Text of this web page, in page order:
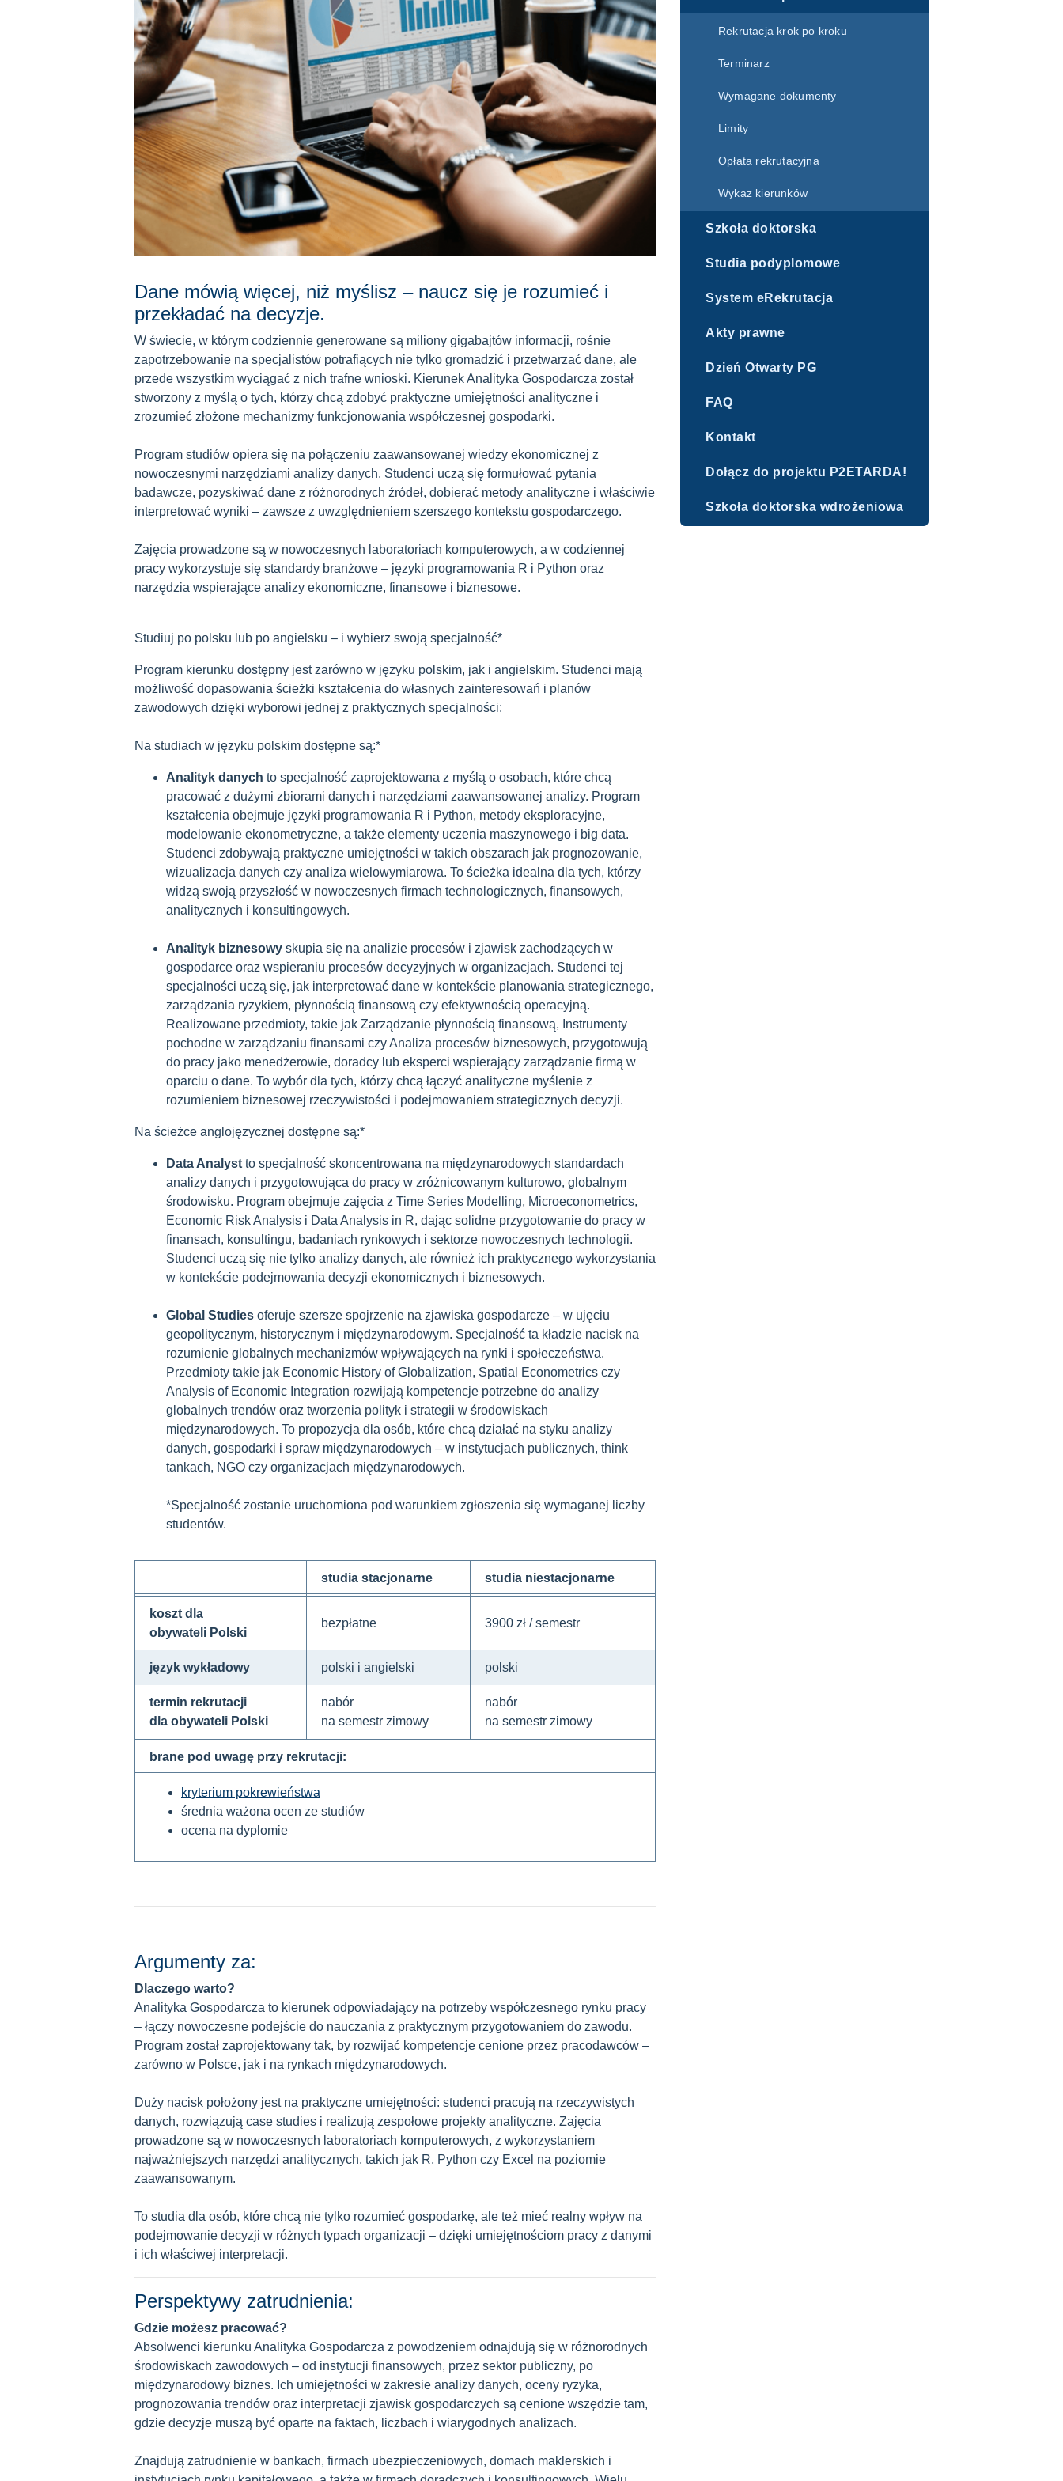
Rekrutacja krok po kroku
Terminarz
Wymagane dokumenty
Limity
Opłata rekrutacyjna
Wykaz kierunków
Szkoła doktorska
Studia podyplomowe
System eRekrutacja
Akty prawne
Dzień Otwarty PG
FAQ
Kontakt
Dołącz do projektu P2ETARDA!
Szkoła doktorska wdrożeniowa
Dane mówią więcej, niż myślisz – naucz się je rozumieć i
przekładać na decyzje.
W świecie, w którym codziennie generowane są miliony gigabajtów informacji, rośnie
zapotrzebowanie na specjalistów potrafiących nie tylko gromadzić i przetwarzać dane, ale
przede wszystkim wyciągać z nich trafne wnioski. Kierunek Analityka Gospodarcza został
stworzony z myślą o tych, którzy chcą zdobyć praktyczne umiejętności analityczne i
zrozumieć złożone mechanizmy funkcjonowania współczesnej gospodarki.
Program studiów opiera się na połączeniu zaawansowanej wiedzy ekonomicznej z
nowoczesnymi narzędziami analizy danych. Studenci uczą się formułować pytania
badawcze, pozyskiwać dane z różnorodnych źródeł, dobierać metody analityczne i właściwie
interpretować wyniki – zawsze z uwzględnieniem szerszego kontekstu gospodarczego.
Zajęcia prowadzone są w nowoczesnych laboratoriach komputerowych, a w codziennej
pracy wykorzystuje się standardy branżowe – języki programowania R i Python oraz
narzędzia wspierające analizy ekonomiczne, finansowe i biznesowe.
Studiuj po polsku lub po angielsku – i wybierz swoją specjalność*
Program kierunku dostępny jest zarówno w języku polskim, jak i angielskim. Studenci mają
możliwość dopasowania ścieżki kształcenia do własnych zainteresowań i planów
zawodowych dzięki wyborowi jednej z praktycznych specjalności:
Na studiach w języku polskim dostępne są:*
Analityk danych to specjalność zaprojektowana z myślą o osobach, które chcą
pracować z dużymi zbiorami danych i narzędziami zaawansowanej analizy. Program
kształcenia obejmuje języki programowania R i Python, metody eksploracyjne,
modelowanie ekonometryczne, a także elementy uczenia maszynowego i big data.
Studenci zdobywają praktyczne umiejętności w takich obszarach jak prognozowanie,
wizualizacja danych czy analiza wielowymiarowa. To ścieżka idealna dla tych, którzy
widzą swoją przyszłość w nowoczesnych firmach technologicznych, finansowych,
analitycznych i konsultingowych.
Analityk biznesowy skupia się na analizie procesów i zjawisk zachodzących w
gospodarce oraz wspieraniu procesów decyzyjnych w organizacjach. Studenci tej
specjalności uczą się, jak interpretować dane w kontekście planowania strategicznego,
zarządzania ryzykiem, płynnością finansową czy efektywnością operacyjną.
Realizowane przedmioty, takie jak Zarządzanie płynnością finansową, Instrumenty
pochodne w zarządzaniu finansami czy Analiza procesów biznesowych, przygotowują
do pracy jako menedżerowie, doradcy lub eksperci wspierający zarządzanie firmą w
oparciu o dane. To wybór dla tych, którzy chcą łączyć analityczne myślenie z
rozumieniem biznesowej rzeczywistości i podejmowaniem strategicznych decyzji.
Na ścieżce anglojęzycznej dostępne są:*
Data Analyst to specjalność skoncentrowana na międzynarodowych standardach
analizy danych i przygotowująca do pracy w zróżnicowanym kulturowo, globalnym
środowisku. Program obejmuje zajęcia z Time Series Modelling, Microeconometrics,
Economic Risk Analysis i Data Analysis in R, dając solidne przygotowanie do pracy w
finansach, konsultingu, badaniach rynkowych i sektorze nowoczesnych technologii.
Studenci uczą się nie tylko analizy danych, ale również ich praktycznego wykorzystania
w kontekście podejmowania decyzji ekonomicznych i biznesowych.
Global Studies oferuje szersze spojrzenie na zjawiska gospodarcze – w ujęciu
geopolitycznym, historycznym i międzynarodowym. Specjalność ta kładzie nacisk na
rozumienie globalnych mechanizmów wpływających na rynki i społeczeństwa.
Przedmioty takie jak Economic History of Globalization, Spatial Econometrics czy
Analysis of Economic Integration rozwijają kompetencje potrzebne do analizy
globalnych trendów oraz tworzenia polityk i strategii w środowiskach
międzynarodowych. To propozycja dla osób, które chcą działać na styku analizy
danych, gospodarki i spraw międzynarodowych – w instytucjach publicznych, think
tankach, NGO czy organizacjach międzynarodowych.
*Specjalność zostanie uruchomiona pod warunkiem zgłoszenia się wymaganej liczby
studentów.
studia stacjonarne studia niestacjonarne
koszt dla
obywateli Polski
bezpłatne 3900 zł / semestr
język wykładowy polski i angielski polski
termin rekrutacji
dla obywateli Polski
nabór
na semestr zimowy
nabór
na semestr zimowy
brane pod uwagę przy rekrutacji:
kryterium pokrewieństwa
średnia ważona ocen ze studiów
ocena na dyplomie
Argumenty za:
Dlaczego warto?
Analityka Gospodarcza to kierunek odpowiadający na potrzeby współczesnego rynku pracy
– łączy nowoczesne podejście do nauczania z praktycznym przygotowaniem do zawodu.
Program został zaprojektowany tak, by rozwijać kompetencje cenione przez pracodawców –
zarówno w Polsce, jak i na rynkach międzynarodowych.
Duży nacisk położony jest na praktyczne umiejętności: studenci pracują na rzeczywistych
danych, rozwiązują case studies i realizują zespołowe projekty analityczne. Zajęcia
prowadzone są w nowoczesnych laboratoriach komputerowych, z wykorzystaniem
najważniejszych narzędzi analitycznych, takich jak R, Python czy Excel na poziomie
zaawansowanym.
To studia dla osób, które chcą nie tylko rozumieć gospodarkę, ale też mieć realny wpływ na
podejmowanie decyzji w różnych typach organizacji – dzięki umiejętnościom pracy z danymi
i ich właściwej interpretacji.
Perspektywy zatrudnienia:
Gdzie możesz pracować?
Absolwenci kierunku Analityka Gospodarcza z powodzeniem odnajdują się w różnorodnych
środowiskach zawodowych – od instytucji finansowych, przez sektor publiczny, po
międzynarodowy biznes. Ich umiejętności w zakresie analizy danych, oceny ryzyka,
prognozowania trendów oraz interpretacji zjawisk gospodarczych są cenione wszędzie tam,
gdzie decyzje muszą być oparte na faktach, liczbach i wiarygodnych analizach.
Znajdują zatrudnienie w bankach, firmach ubezpieczeniowych, domach maklerskich i